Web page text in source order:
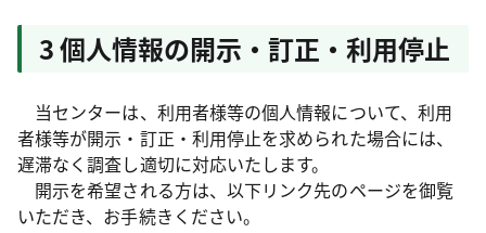
3 個人情報の開示・訂正・利用停止
当センターは、利用者様等の個人情報について、利用
者様等が開示・訂正・利用停止を求められた場合には、
遅滞なく調査し適切に対応いたします。
開示を希望される方は、以下リンク先のページを御覧
いただき、お手続きください。